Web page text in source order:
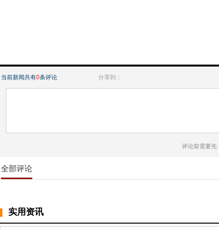
当前新闻共有0条评论 分享到：
评论前需要先
全部评论
实用资讯